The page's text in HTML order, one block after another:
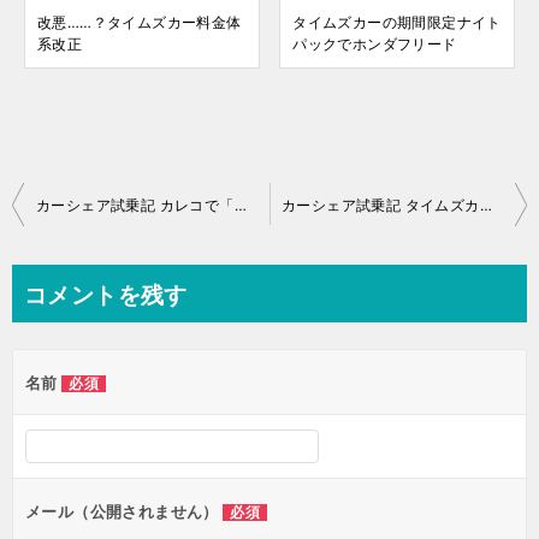
改悪……？タイムズカー料金体
系改正
タイムズカーの期間限定ナイト
パックでホンダフリード
投
ビ
ー
シ
ョ
ン
カーシェア試乗記 カレコで「スバル フォレスター」 カーシェア試乗記 タイムズカーで「スズキ スイフト」（山坂道編）
コメントを残す
名前 必須
メール（公開されません） 必須